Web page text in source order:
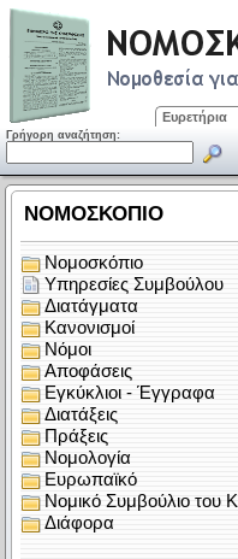
Ευρετήρια
Γρήγορη αναζήτηση: